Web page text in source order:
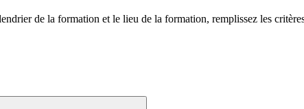
de la formation et le lieu de la formation, remplissez les